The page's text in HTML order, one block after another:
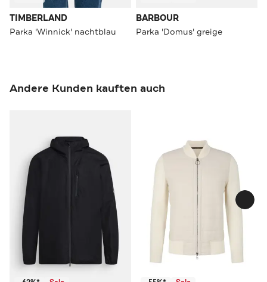
TIMBERLAND
Parka 'Winnick' nachtblau
BARBOUR
Parka 'Domus' greige
Andere Kunden kauften auch